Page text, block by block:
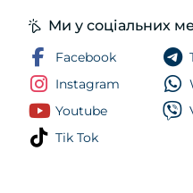
Ми у соціальних
Facebook
Instagram
Youtube
Tik Tok